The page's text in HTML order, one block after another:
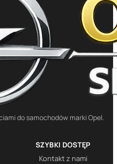
do samochodów marki Opel.
SZYBKI DOSTĘP
Kontakt z nami